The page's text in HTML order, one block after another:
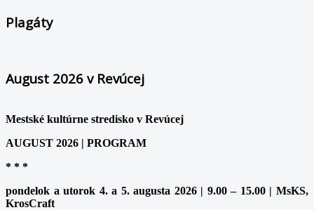
Plagáty
August 2026 v Revúcej
Mestské kultúrne stredisko v Revúcej
AUGUST 2026 | PROGRAM
* * *
pondelok a utorok 4. a 5. augusta 2026 | 9.00 – 15.00 | MsKS,
KrosCraft